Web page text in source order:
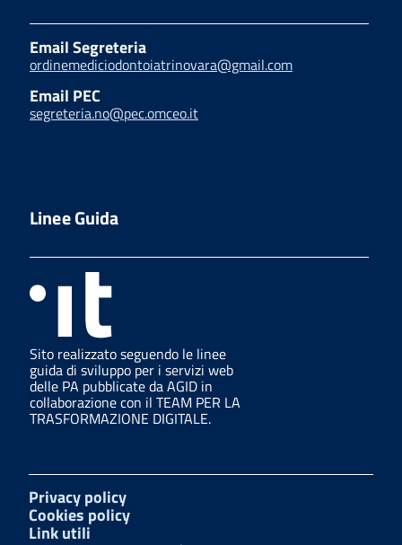
Email Segreteria
ordinemediciodontoiatrinovara@gmail.com
Email PEC
segreteria.no@pec.omceo.it
Linee Guida
Sito realizzato seguendo le linee
guida di sviluppo per i servizi web
delle PA pubblicate da AGID in
collaborazione con il TEAM PER LA
TRASFORMAZIONE DIGITALE.
Privacy policy
Cookies policy
Link utili